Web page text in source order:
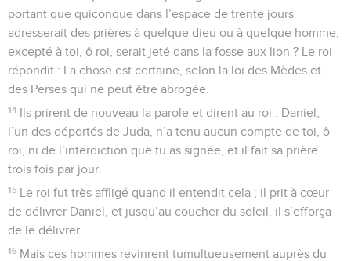
portant que quiconque dans l’espace de trente jours
adresserait des prières à quelque dieu ou à quelque homme,
excepté à toi, ô roi, serait jeté dans la fosse aux lion ? Le roi
répondit : La chose est certaine, selon la loi des Mèdes et
des Perses qui ne peut être abrogée.
14 Ils prirent de nouveau la parole et dirent au roi : Daniel,
l’un des déportés de Juda, n’a tenu aucun compte de toi, ô
roi, ni de l’interdiction que tu as signée, et il fait sa prière
trois fois par jour.
15 Le roi fut très affligé quand il entendit cela ; il prit à cœur
de délivrer Daniel, et jusqu’au coucher du soleil, il s’efforça
de le délivrer.
16 Mais ces hommes revinrent tumultueusement auprès du